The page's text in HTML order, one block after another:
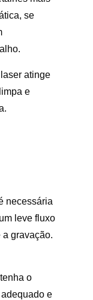
se
atinge
e
necessária
leve fluxo
gravação.
o
e